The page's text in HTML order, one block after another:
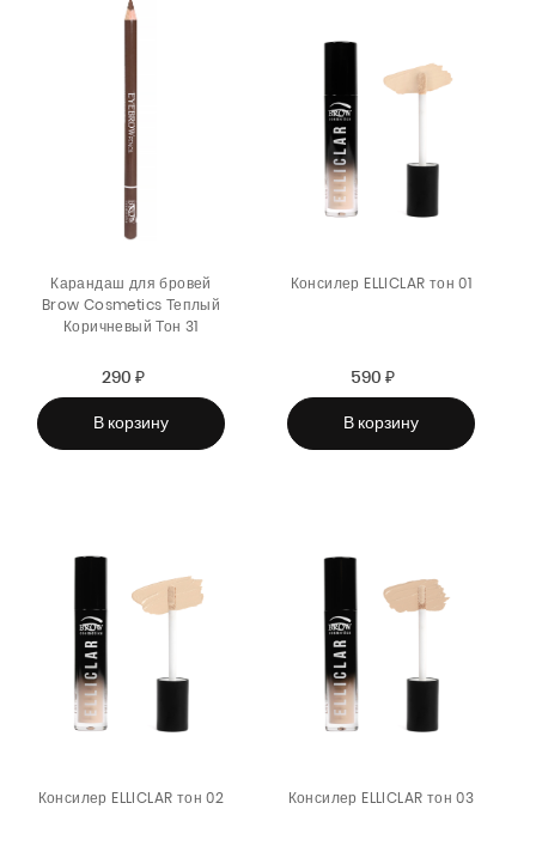
Карандаш для бровей
Brow Cosmetics Теплый
Коричневый Тон 31
Sale
price
290 ₽
price
В корзину
Консилер ELLICLAR тон 01
Sale
price
590 ₽
price
В корзину
Консилер ELLICLAR тон 02 Консилер ELLICLAR тон 03